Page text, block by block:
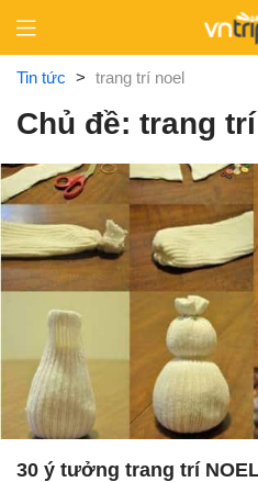
content
Tin tức > trang trí noel
Chủ đề: trang
30 ý tưởng trang trí